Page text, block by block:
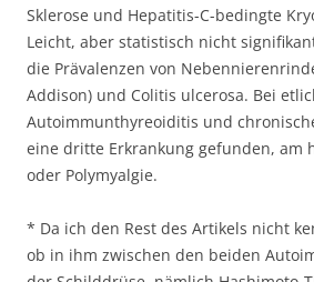
Sklerose und Hepatitis-C-bedingte
Leicht, aber statistisch nicht
die Prävalenzen von
Addison) und Colitis ulcerosa. Bei
Autoimmunthyreoiditis und
eine dritte Erkrankung gefunden, am
oder Polymyalgie.
* Da ich den Rest des Artikels nicht
ob in ihm zwischen den beiden